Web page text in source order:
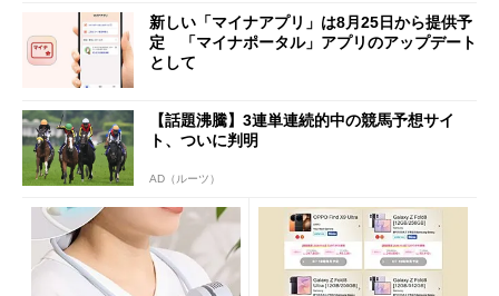
新しい「マイナアプリ」は8月25日から提供予
定 「マイナポータル」アプリのアップデート
として
【話題沸騰】3連単連続的中の競馬予想サイ
ト、ついに判明
AD（ルーツ）